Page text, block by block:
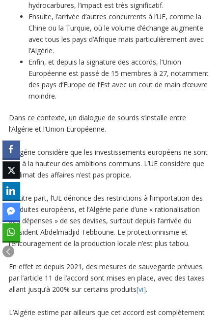
hydrocarbures, l’impact est très significatif.
Ensuite, l’arrivée d’autres concurrents à l’UE, comme la
Chine ou la Turquie, où le volume d’échange augmente
avec tous les pays d’Afrique mais particulièrement avec
l’Algérie.
Enfin, et depuis la signature des accords, l’Union
Européenne est passé de 15 membres à 27, notamment
des pays d’Europe de l’Est avec un cout de main d’œuvre
moindre.
Dans ce contexte, un dialogue de sourds s’installe entre
l’Algérie et l’Union Européenne.
L’Algérie considère que les investissements européens ne sont
pas à la hauteur des ambitions communs. L’UE considère que
le climat des affaires n’est pas propice.
D’autre part, l’UE dénonce des restrictions à l’importation des
produites européens, et l’Algérie parle d’une « rationalisation
des dépenses » de ses devises, surtout depuis l’arrivée du
président Abdelmadjid Tebboune. Le protectionnisme et
l’encouragement de la production locale n’est plus tabou.
En effet et depuis 2021, des mesures de sauvegarde prévues
par l’article 11 de l’accord sont mises en place, avec des taxes
allant jusqu’à 200% sur certains produits[vi].
L’Algérie estime par ailleurs que cet accord est complètement